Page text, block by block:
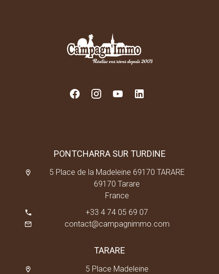
PONTCHARRA SUR TURDINE
5 Place de la Madeleine 69170 TARARE
69170 Tarare
France
+33 4 74 05 69 07
contact@campagnimmo.com
TARARE
5 Place Madeleine